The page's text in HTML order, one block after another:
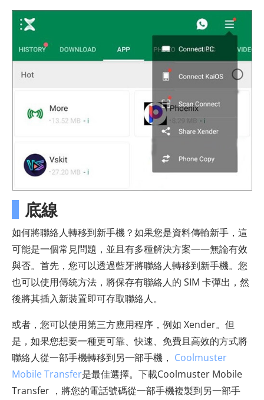
底線
如何將聯絡人轉移到新手機？如果您是資料傳輸新手，這
可能是一個常見問題，並且有多種解決方案——無論有效
與否。首先，您可以透過藍牙將聯絡人轉移到新手機。您
也可以使用傳統方法，將保存有聯絡人的 SIM 卡彈出，然
後將其插入新裝置即可存取聯絡人。
或者，您可以使用第三方應用程序，例如 Xender。但
是，如果您想要一種更可靠、快速、免費且高效的方式將
聯絡人從一部手機轉移到另一部手機， Coolmuster
Mobile Transfer是最佳選擇。下載Coolmuster Mobile
Transfer ，將您的電話號碼從一部手機複製到另一部手